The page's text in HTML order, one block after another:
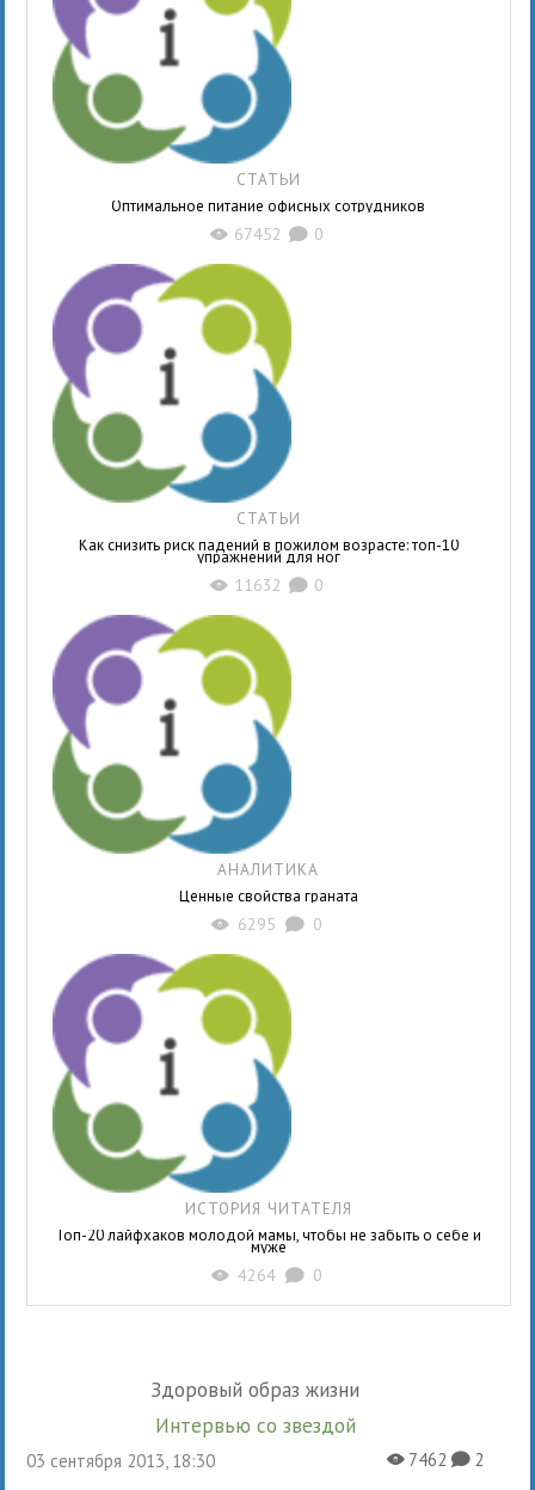
СТАТЬИ
Оптимальное питание офисных сотрудников
X 67452 K 0
СТАТЬИ
Как снизить риск падений в пожилом возрасте: топ-10
упражнений для ног
X 11632 K 0
АНАЛИТИКА
Ценные свойства граната
X 6295 K 0
ИСТОРИЯ ЧИТАТЕЛЯ
Топ-20 лайфхаков молодой мамы, чтобы не забыть о себе и
муже
X 4264 K 0
Здоровый образ жизни
Интервью со звездой
03 сентября 2013, 18:30 X7462K2